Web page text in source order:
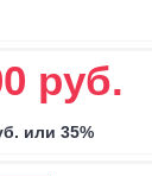
руб.
или 35%